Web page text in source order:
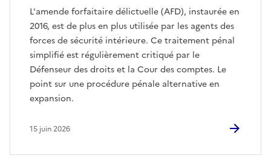
L'amende forfaitaire délictuelle (AFD), instaurée en
2016, est de plus en plus utilisée par les agents des
forces de sécurité intérieure. Ce traitement pénal
simplifié est régulièrement critiqué par le
Défenseur des droits et la Cour des comptes. Le
point sur une procédure pénale alternative en
expansion.
15 juin 2026